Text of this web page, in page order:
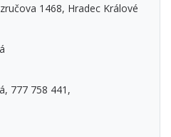
1468, Hradec Králové
777 758 441,